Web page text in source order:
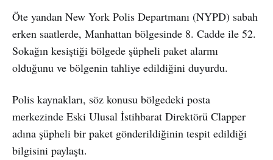
Öte yandan New York Polis Departmanı (NYPD) sabah
erken saatlerde, Manhattan bölgesinde 8. Cadde ile 52.
Sokağın kesiştiği bölgede şüpheli paket alarmı
olduğunu ve bölgenin tahliye edildiğini duyurdu.
Polis kaynakları, söz konusu bölgedeki posta
merkezinde Eski Ulusal İstihbarat Direktörü Clapper
adına şüpheli bir paket gönderildiğinin tespit edildiği
bilgisini paylaştı.